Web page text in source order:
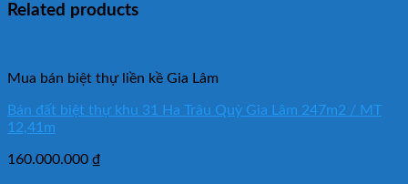
Related products
Mua bán biệt thự liền kề Gia Lâm
Bán đất biệt thự khu 31 Ha Trâu Quỳ Gia Lâm 247m2 / MT
12,41m
160.000.000 ₫